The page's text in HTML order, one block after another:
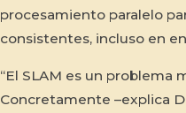
procesamiento paralelo
consistentes, incluso en
“El SLAM es un
Concretamente –explica